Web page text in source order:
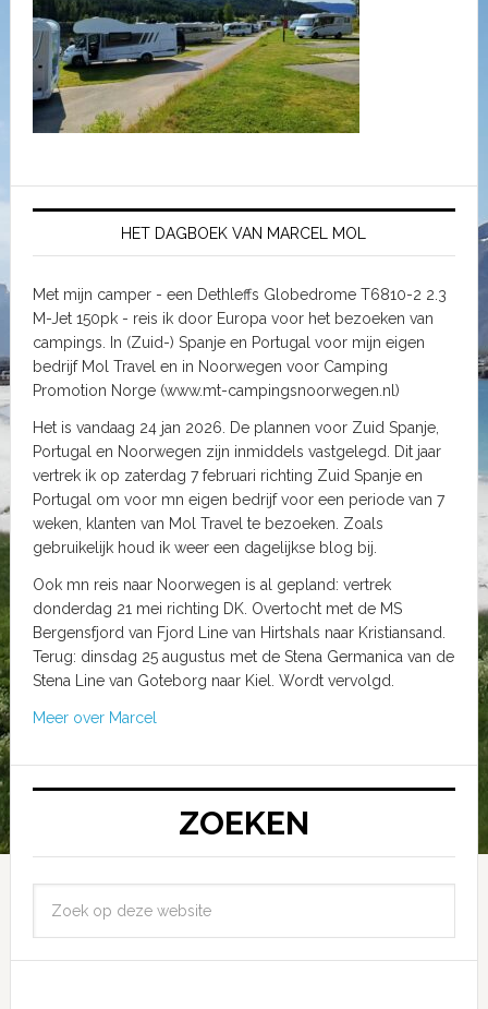
HET DAGBOEK VAN MARCEL MOL
Met mijn camper - een Dethleffs Globedrome T6810-2 2.3
M-Jet 150pk - reis ik door Europa voor het bezoeken van
campings. In (Zuid-) Spanje en Portugal voor mijn eigen
bedrijf Mol Travel en in Noorwegen voor Camping
Promotion Norge (www.mt-campingsnoorwegen.nl)
Het is vandaag 24 jan 2026. De plannen voor Zuid Spanje,
Portugal en Noorwegen zijn inmiddels vastgelegd. Dit jaar
vertrek ik op zaterdag 7 februari richting Zuid Spanje en
Portugal om voor mn eigen bedrijf voor een periode van 7
weken, klanten van Mol Travel te bezoeken. Zoals
gebruikelijk houd ik weer een dagelijkse blog bij.
Ook mn reis naar Noorwegen is al gepland: vertrek
donderdag 21 mei richting DK. Overtocht met de MS
Bergensfjord van Fjord Line van Hirtshals naar Kristiansand.
Terug: dinsdag 25 augustus met de Stena Germanica van de
Stena Line van Goteborg naar Kiel. Wordt vervolgd.
Meer over Marcel
ZOEKEN